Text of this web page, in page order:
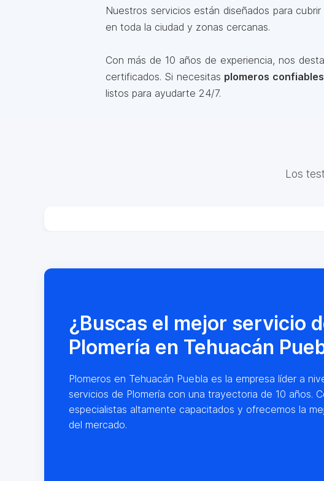
Nuestros servicios están diseñados para
en toda la ciudad y zonas cercanas.
Con más de 10 años de experiencia, nos
certificados. Si necesitas plomeros
listos para ayudarte 24/7.
Los
¿Buscas el mejor servicio
Plomería en Tehuacán
Plomeros en Tehuacán Puebla es la empresa líder a
servicios de Plomería con una trayectoria de 10 años.
especialistas altamente capacitados y ofrecemos la
del mercado.